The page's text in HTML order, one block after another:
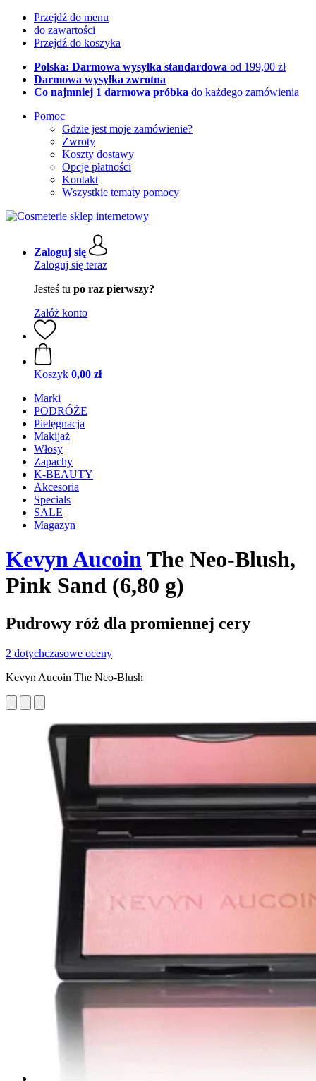
Przejdź do menu
do zawartości
Przejdź do koszyka
Polska: Darmowa wysyłka standardowa od 199,00 zł
Darmowa wysyłka zwrotna
Co najmniej 1 darmowa próbka do każdego zamówienia
Pomoc
Gdzie jest moje zamówienie?
Zwroty
Koszty dostawy
Opcje płatności
Kontakt
Wszystkie tematy pomocy
Zaloguj się
Zaloguj się teraz
Jesteś tu po raz pierwszy?
Załóż konto
Koszyk 0,00 zł
Marki
PODRÓŻE
Pielęgnacja
Makijaż
Włosy
Zapachy
K-BEAUTY
Akcesoria
Specials
SALE
Magazyn
Kevyn AucoinThe Neo-Blush,
Pink Sand (6,80 g)
Pudrowy róż dla promiennej cery
2 dotychczasowe oceny
Kevyn Aucoin The Neo-Blush